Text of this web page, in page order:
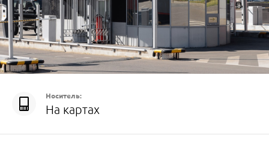
Носитель:
На картах